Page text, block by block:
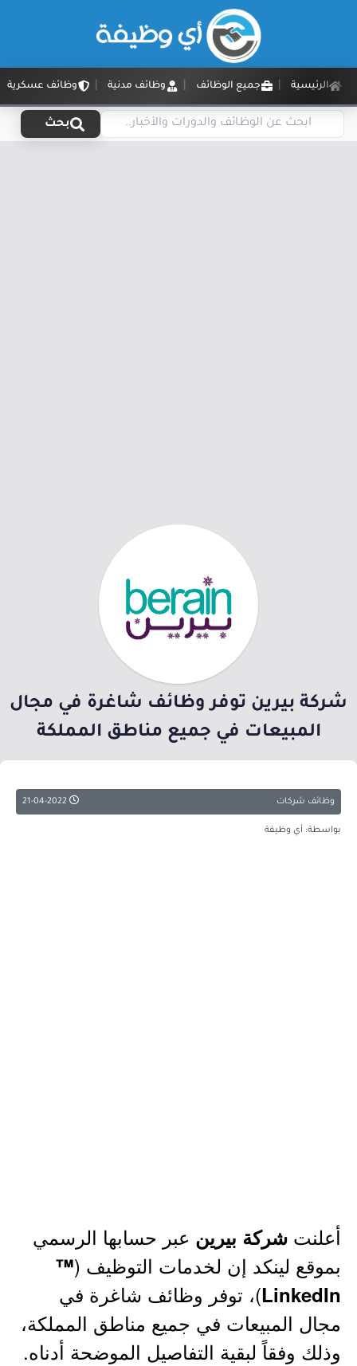
الرئيسية جميع الوظائف وظائف مدنية وظائف عسكرية
بحث
شركة بيرين توفر وظائف شاغرة في مجال
المبيعات في جميع مناطق المملكة
وظائف شركات
بواسطة: أي وظيفة
أعلنت شركة بيرين عبر حسابها الرسمي
بموقع لينكد إن لخدمات التوظيف (™
LinkedIn)، توفر وظائف شاغرة في
مجال المبيعات في جميع مناطق المملكة،
وذلك وفقاً لبقية التفاصيل الموضحة أدناه.